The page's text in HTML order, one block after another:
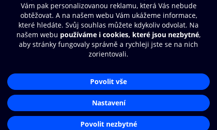
Další zábava
© O2 Czech Republic a.s.
Přístupnost
Zásady zpracování osobních údajů
Nastavení cookies
Aplikace O2 Knihovna
Čti a poslouchej své e-knihy a
audioknihy rychleji a pohodlněji.